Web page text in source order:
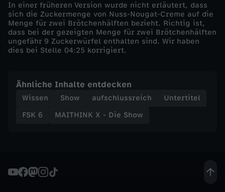
w
-
u
c
r
In einer früheren Version wurde nicht erläutert, dass
sich die Zuckermenge von Nuss-Nougat-Creme auf die
Menge für zwei Brötchenhälften bezieht. Richtig ist,
dass bei der gezeigten Menge für zwei Brötchenhälften
ungefähr 9 Zuckerwürfel enthalten sind. Wir haben
dies bei Stelle 04:25 korrigiert.
Ähnliche Inhalte entdecken
Wissen Show aufschlussreich
Untertitel
FSK 6
MAITHINK X - Die Show